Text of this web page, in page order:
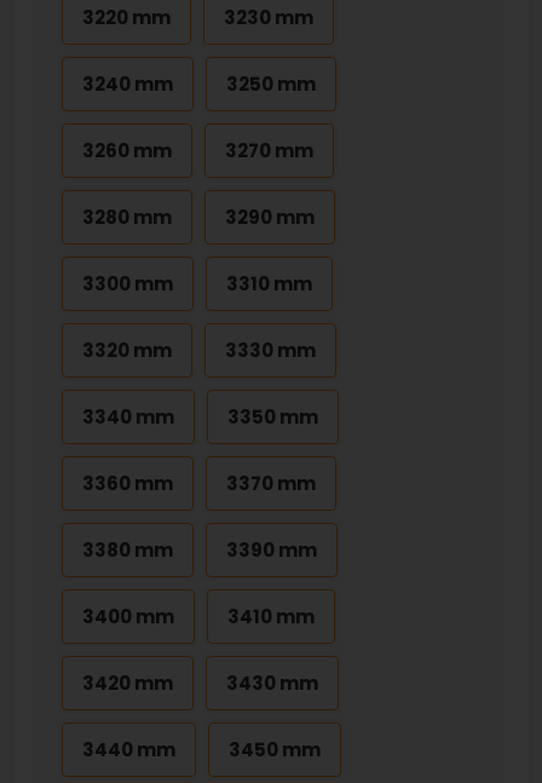
3220 mm 3230 mm
3240 mm 3250 mm
3260 mm 3270 mm
3280 mm 3290 mm
3300 mm 3310 mm
3320 mm 3330 mm
3340 mm 3350 mm
3360 mm 3370 mm
3380 mm 3390 mm
3400 mm 3410 mm
3420 mm 3430 mm
3440 mm 3450 mm